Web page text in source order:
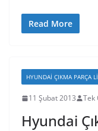
Read More
HYUNDAI ÇIKMA PARÇA
11 Şubat 2013 Tek
Hyundai